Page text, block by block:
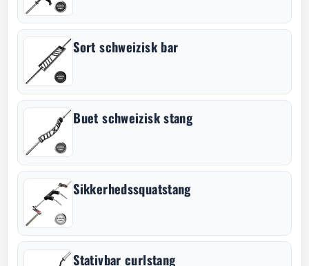
Sort schweizisk bar
Buet schweizisk stang
Sikkerhedssquatstang
Stativbar curlstang